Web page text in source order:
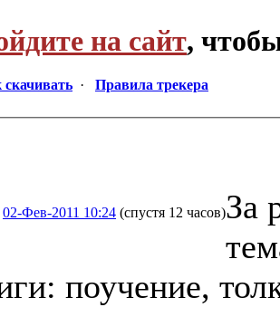
на сайт,
· Правила трекера
02-Фев-2011 10:24 (спустя 12 часов)За
поучение,